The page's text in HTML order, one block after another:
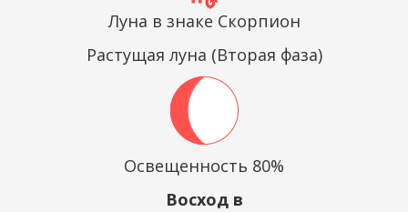
Луна в знаке Скорпион
Растущая луна (Вторая фаза)
Освещенность 80%
Восход в